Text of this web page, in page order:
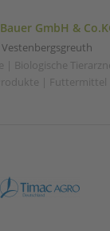
GmbH &
Vestenbergsgreuth
| Biologische
| Futtermittel